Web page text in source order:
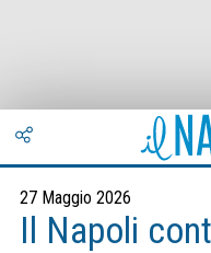
27 Maggio 2026
Il Napoli